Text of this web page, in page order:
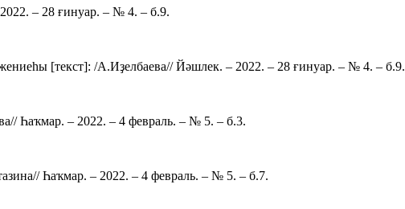
– 28 ғинуар. – № 4. – б.9.
[текст]: /А.Иҙелбаева// Йәшлек. – 2022. – 28 ғинуар. – № 4. – б.9.
Һаҡмар. – 2022. – 4 февраль. – № 5. – б.3.
Һаҡмар. – 2022. – 4 февраль. – № 5. – б.7.